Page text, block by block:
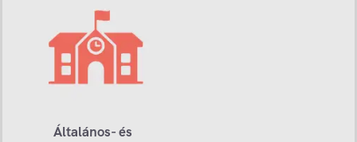
Általános- és